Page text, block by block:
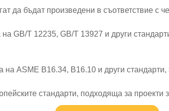
да бъдат произведени в съответствие с
на GB/T 12235, GB/T 13927 и други
ASME B16.34, B16.10 и други
стандарти, подходяща за